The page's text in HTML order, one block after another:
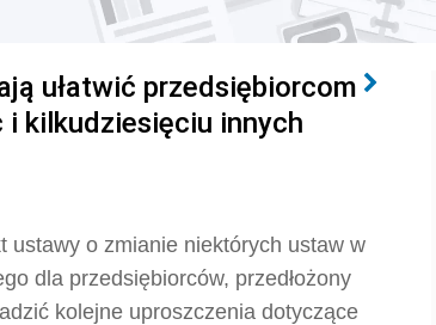
ułatwić przedsiębiorcom
i kilkudziesięciu innych
ustawy o zmianie niektórych ustaw w
dla przedsiębiorców, przedłożony
kolejne uproszczenia dotyczące